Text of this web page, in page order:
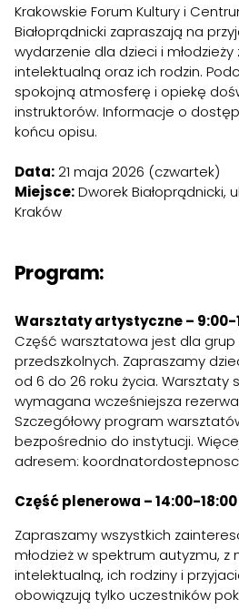
Krakowskie Forum Kultury i
Białoprądnicki zapraszają na
wydarzenie dla dzieci i
intelektualną oraz ich rodzin.
spokojną atmosferę i opiekę
instruktorów. Informacje o
końcu opisu.
Data:21 maja 2026 (czwartek)
Miejsce:Dworek Białoprądnicki,
Kraków
Program:
Warsztaty artystyczne – 9:00-
Część warsztatowa jest dla grup
przedszkolnych. Zapraszamy
od 6 do 26 roku życia. Warsztaty
wymagana wcześniejsza
Szczegółowy program
bezpośrednio do instytucji.
adresem:
Część plenerowa – 14:00-18:00
Zapraszamy wszystkich
młodzież w spektrum autyzmu, z
intelektualną, ich rodziny i
obowiązują tylko uczestników